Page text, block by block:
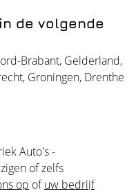
de volgende
Brabant, Gelderland,
, Groningen, Drenthe
Auto's -
of zelfs
op ofuw bedrijf